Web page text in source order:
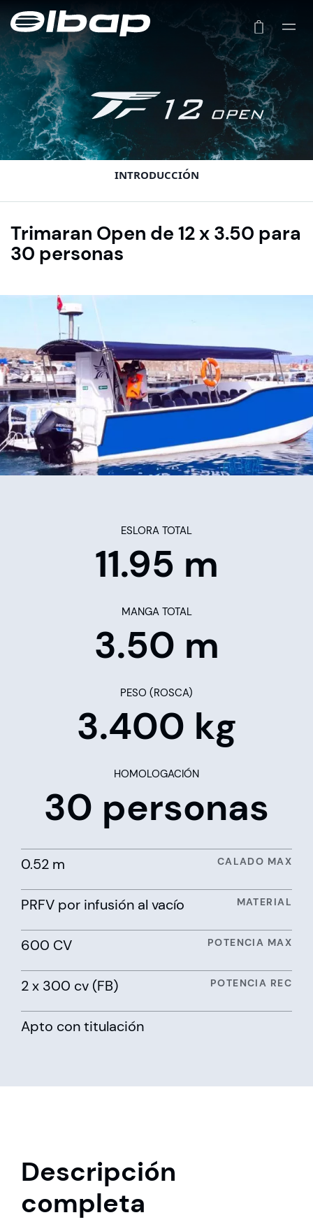
INTRODUCCIÓN
Trimaran Open de 12 x 3.50 para
30 personas
ESLORA TOTAL
11.95 m
MANGA TOTAL
3.50 m
PESO (ROSCA)
3.400 kg
HOMOLOGACIÓN
30 personas
CALADO MAX
0.52 m
MATERIAL
PRFV por infusión al vacío
POTENCIA MAX
600 CV
POTENCIA REC
2 x 300 cv (FB)
Apto con titulación
Descripción
completa